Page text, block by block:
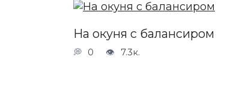
На окуня с балансиром
0 7.3к.